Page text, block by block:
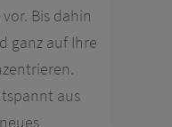
Bis dahin
ganz auf Ihre
aus